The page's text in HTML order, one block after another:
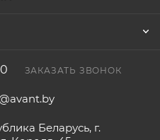
ЗАКАЗАТЬ ЗВОНОК
Беларусь, г.